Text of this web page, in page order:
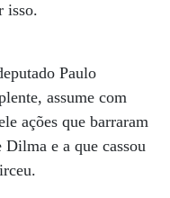
isso.
Paulo
assume com
ações que barraram
e a que cassou